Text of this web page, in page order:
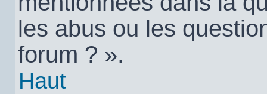
les abus ou les
forum ? ».
Haut